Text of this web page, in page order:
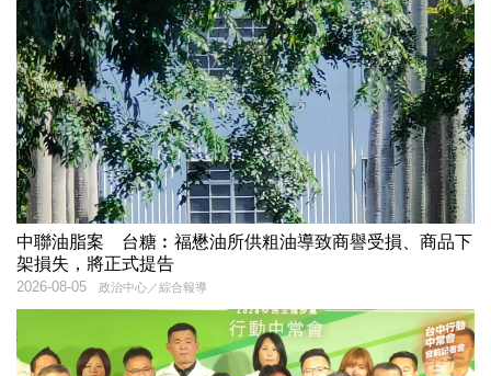
中聯油脂案 台糖︰福懋油所供粗油導致商譽受損、商品下
架損失，將正式提告
政治中心／綜合報導
2026-08-05